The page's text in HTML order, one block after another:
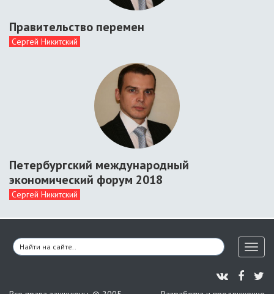
Правительство перемен
Сергей Никитский
Петербургский международный
экономический форум 2018
Сергей Никитский